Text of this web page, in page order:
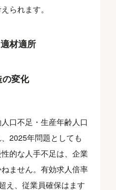
られます。
材適所
変化
口不足・生産年齢人口
2025年問題としても
的な人手不足は、企業
ません。有効求人倍率
え、従業員確保はます